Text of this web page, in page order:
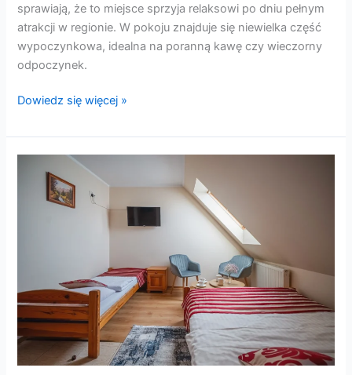
sprawiają, że to miejsce sprzyja relaksowi po dniu pełnym
atrakcji w regionie. W pokoju znajduje się niewielka część
wypoczynkowa, idealna na poranną kawę czy wieczorny
odpoczynek.
Dowiedz się więcej »